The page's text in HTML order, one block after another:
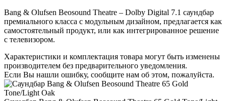
Bang & Olufsen Beosound Theatre – Dolby Digital 7.1 саундбар
премиального класса с модульным дизайном, предлагается как
самостоятельный продукт, или как интегрированное решение
с телевизором.
Характеристики и комплектация товара могут быть изменены
производителем без предварительного уведомления.
Если Вы нашли ошибку, сообщите нам об этом, пожалуйста.